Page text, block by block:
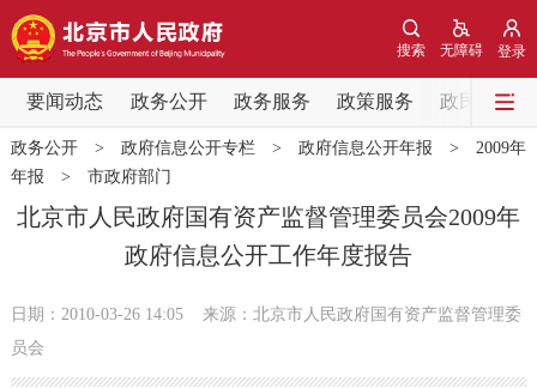
登录
无障碍
搜索
要闻动态 政务公开 政务服务 政策服务 政民互动
要闻动态
党中央精神 国务院信息 中央部委动态
北京要闻 会议信息 部门动态
政务公开
政务公开> 政府信息公开专栏> 政府信息公开年报 > 2009年
年报 > 市政府部门
北京市人民政府国有资产监督管理委员会2009年
政府信息公开工作年度报告
日期：2010-03-26 14:05
来源：北京市人民政府国有资产监督管理委
员会